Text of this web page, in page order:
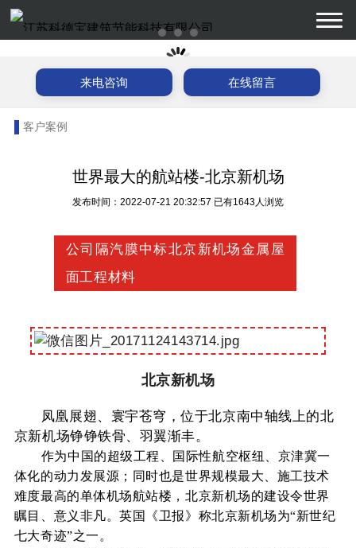
来电咨询 在线留言
客户案例
世界最大的航站楼-北京新机场
发布时间：2022-07-21 20:32:57 已有1643人浏览
公司隔汽膜中标北京新机场金属屋
面工程材料
北京新机场
凤凰展翅、寰宇苍穹，位于北京南中轴线上的北
京新机场铮铮铁骨、羽翼渐丰。
作为中国的超级工程、国际性航空枢纽、京津冀一
体化的动力发展源；同时也是世界规模最大、施工技术
难度最高的单体机场航站楼，北京新机场的建设令世界
瞩目、意义非凡。英国《卫报》称北京新机场为“新世纪
七大奇迹”之一。